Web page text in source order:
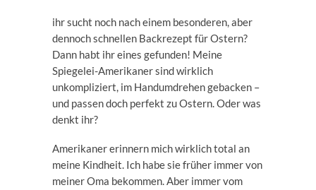
ihr sucht noch nach einem besonderen, aber
dennoch schnellen Backrezept für Ostern?
Dann habt ihr eines gefunden! Meine
Spiegelei-Amerikaner sind wirklich
unkompliziert, im Handumdrehen gebacken –
und passen doch perfekt zu Ostern. Oder was
denkt ihr?
Amerikaner erinnern mich wirklich total an
meine Kindheit. Ich habe sie früher immer von
meiner Oma bekommen. Aber immer vom